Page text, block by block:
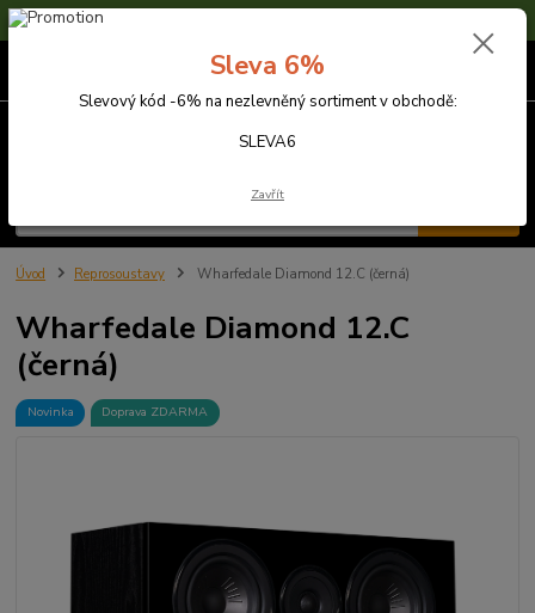
Sleva 6% na nezlevněné zboží s kódem SLEVA6
Úvod Reprosoustavy Wharfedale Diamond 12.C (černá)
Wharfedale Diamond 12.C
(černá)
Novinka Doprava ZDARMA
Sleva 6%
Slevový kód -6% na nezlevněný sortiment v obchodě:
SLEVA6
Zavřít